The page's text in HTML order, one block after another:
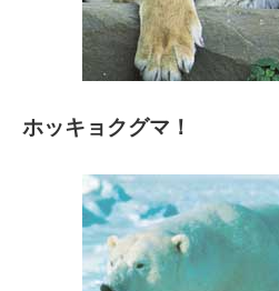
ホッキョクグマ！